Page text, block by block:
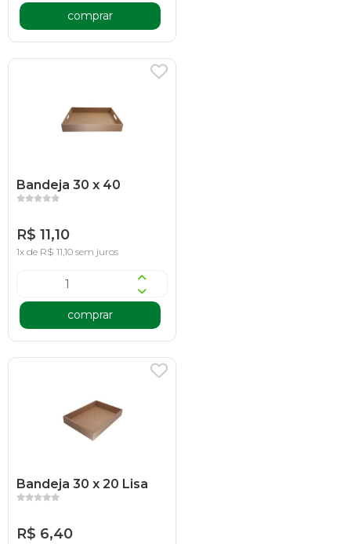
comprar
Bandeja 30 x 40
R$ 11,10
1x de R$ 11,10 sem juros
comprar
Bandeja 30 x 20 Lisa
R$ 6,40